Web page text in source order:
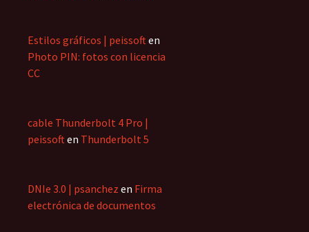
Estilos gráficos | peissoften
Photo PIN: fotos con licencia
CC
cable Thunderbolt 4 Pro |
peissoften Thunderbolt 5
DNIe 3.0 | psanchez en Firma
electrónica de documentos